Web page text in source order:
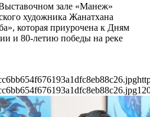
зале «Манеж»
художника Жанатхана
которая приурочена к Дням
и 80-летию победы на реке